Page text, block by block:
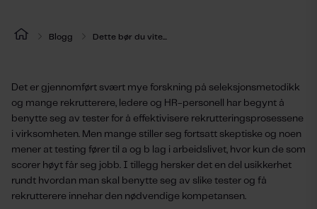
Blogg Dette bør du vite...
Det er gjennomført svært mye forskning på seleksjonsmetodikk
og mange rekrutterere, ledere og HR-personell har begynt å
benytte seg av tester for å effektivisere rekrutteringsprosessene
i virksomheten. Men mange stiller seg fortsatt skeptiske og noen
mener at testing fører til a og b lag i arbeidslivet, hvor kun de som
scorer høyt får seg jobb. I tillegg hersker det en del usikkerhet
rundt hvordan man skal benytte seg av slike tester og få
rekrutterere innehar den nødvendige kompetansen.